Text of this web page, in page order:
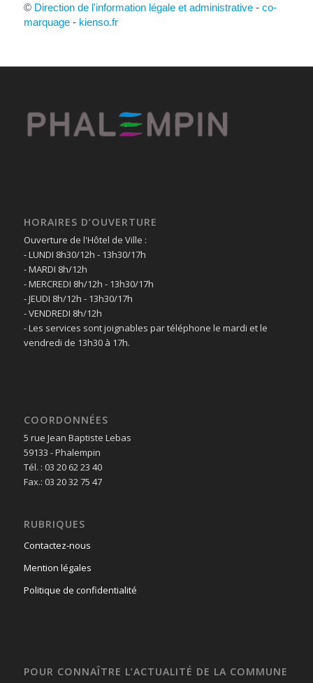
© Direction de l'information légale et administrative- co-
marquage- kienso.fr
HORAIRES D’OUVERTURE
Ouverture de l'Hôtel de Ville :
- LUNDI 8h30/12h - 13h30/17h
- MARDI 8h/12h
- MERCREDI 8h/12h - 13h30/17h
- JEUDI 8h/12h - 13h30/17h
- VENDREDI 8h/12h
- Les services sont joignables par téléphone le mardi et le
vendredi de 13h30 à 17h.
COORDONNÉES
5 rue Jean Baptiste Lebas
59133 - Phalempin
Tél. : 03 20 62 23 40
Fax.: 03 20 32 75 47
RUBRIQUES
Contactez-nous
Mention légales
Politique de confidentialité
POUR CONNAÎTRE L’ACTUALITÉ DE LA COMMUNE